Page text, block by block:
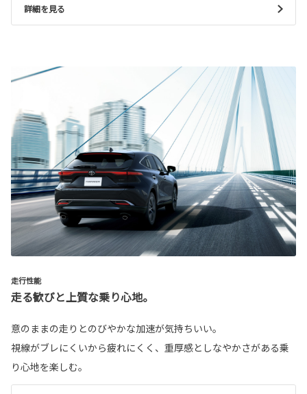
詳細を見る
走行性能
走る歓びと上質な乗り心地。
意のままの走りとのびやかな加速が気持ちいい。
視線がブレにくいから疲れにくく、重厚感としなやかさがある乗
り心地を楽しむ。